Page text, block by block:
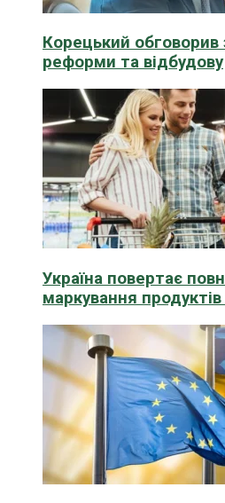
Корецький обговорив
реформи та відбудову
Україна повертає
маркування